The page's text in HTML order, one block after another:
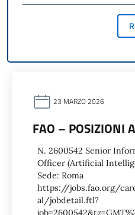
23 MARZO 2026
FAO – POSIZIONI
N. 2600542 Senior
Officer (Artificial
Sede: Roma
https://jobs.fao.org/
al/jobdetail.ftl?